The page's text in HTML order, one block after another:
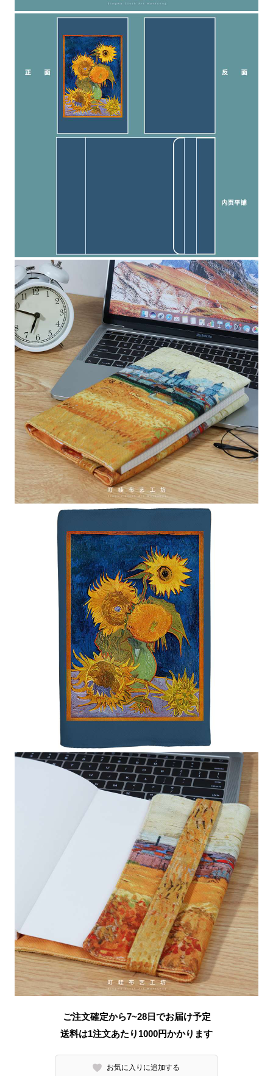
ご注文確定から7~28日でお届け予定
送料は1注文あたり 1000円かかります
お気に入りに追加する